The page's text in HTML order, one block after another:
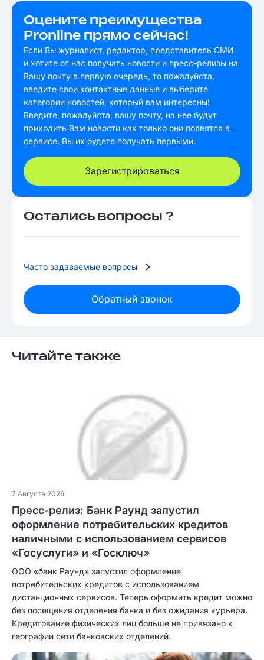
Оцените преимущества
Pronline прямо сейчас!
Если Вы журналист, редактор, представитель СМИ
и хотите от нас получать новости и пресс-релизы на
Вашу почту в первую очередь, то пожалуйста,
введите свои контактные данные и выберите
категории новостей, который вам интересны!
Введите, пожалуйста, вашу почту, на нее будут
приходить Вам новости как только они появятся в
сервисе. Вы их будете получать первыми.
Зарегистрироваться
Остались вопросы ?
Часто задаваемые вопросы
Обратный звонок
Читайте также
7 Августа 2026
Пресс-релиз: Банк Раунд запустил
оформление потребительских кредитов
наличными с использованием сервисов
«Госуслуги» и «Госключ»
ООО «банк Раунд» запустил оформление
потребительских кредитов с использованием
дистанционных сервисов. Теперь оформить кредит можно
без посещения отделения банка и без ожидания курьера.
Кредитование физических лиц больше не привязано к
географии сети банковских отделений.